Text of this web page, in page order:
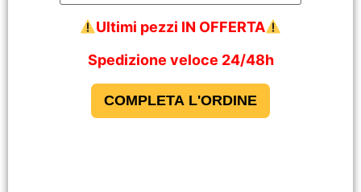
Ultimi pezzi IN OFFERTA
Spedizione veloce 24/48h